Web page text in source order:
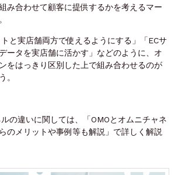
み合わせて顧客に提供するかを考えるマー
トと実店舗両方で使えるようにする」「ECサ
ータを実店舗に活かす」などのように、オ
をはっきり区別した上で組み合わせるのが
。
の違いに関しては、「OMOとオムニチャネ
のメリットや事例等も解説」で詳しく解説